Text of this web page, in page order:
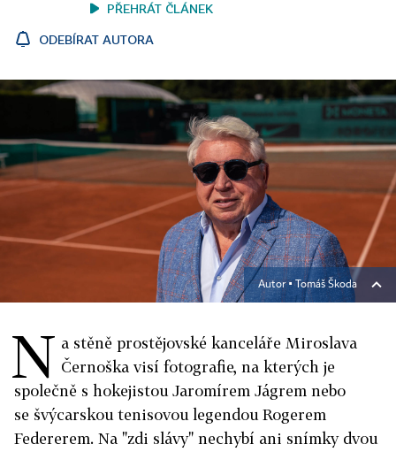
PŘEHRÁT ČLÁNEK
ODEBÍRAT AUTORA
Autor ▪ Tomáš Škoda
N a stěně prostějovské kanceláře Miroslava
Černoška visí fotografie, na kterých je
společně s hokejistou Jaromírem Jágrem nebo
se švýcarskou tenisovou legendou Rogerem
Federerem. Na "zdi slávy" nechybí ani snímky dvou